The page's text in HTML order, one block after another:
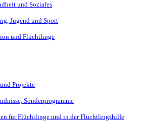
und Soziales
Jugend und Sport
und Flüchtlinge
Projekte
Sonderprogramme
für Flüchtlinge und in der Flüchtlingshilfe